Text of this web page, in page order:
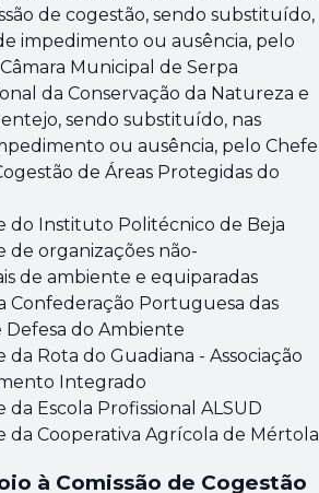
de cogestão, sendo substituído,
impedimento ou ausência, pelo
Municipal de Serpa
da Conservação da Natureza e
sendo substituído, nas
ou ausência, pelo Chefe
de Áreas Protegidas do
do Instituto Politécnico de Beja
de organizações não-
de ambiente e equiparadas
Confederação Portuguesa das
Defesa do Ambiente
Rota do Guadiana - Associação
Integrado
Escola Profissional ALSUD
da Cooperativa Agrícola de Mértola
à Comissão de Cogestão